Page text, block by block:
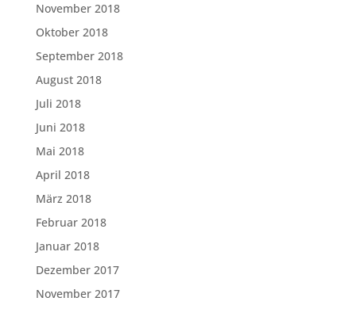
November 2018
Oktober 2018
September 2018
August 2018
Juli 2018
Juni 2018
Mai 2018
April 2018
März 2018
Februar 2018
Januar 2018
Dezember 2017
November 2017